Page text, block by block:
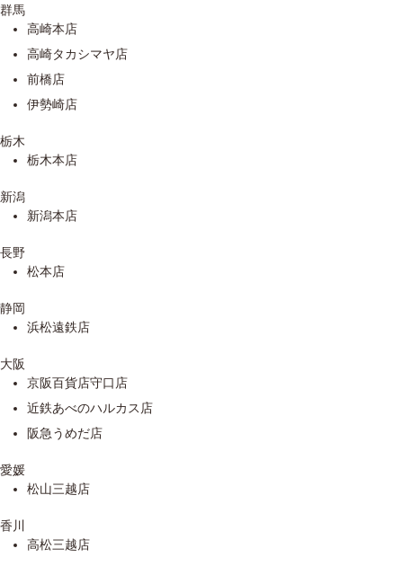
群馬
高崎本店
高崎タカシマヤ店
前橋店
伊勢崎店
栃木
栃木本店
新潟
新潟本店
長野
松本店
静岡
浜松遠鉄店
大阪
京阪百貨店守口店
近鉄あべのハルカス店
阪急うめだ店
愛媛
松山三越店
香川
高松三越店